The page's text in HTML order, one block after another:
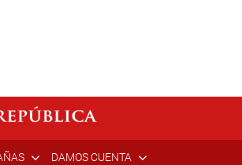
DAMOS CUENTA